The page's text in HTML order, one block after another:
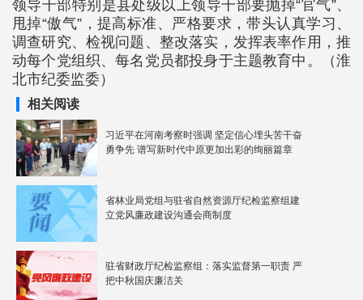
领导干部特别是县处级以上领导干部要抛掉“官气”、
甩掉“傲气”，提高标准、严格要求，带头认真学习、
调查研究、检视问题、整改落实，发挥表率作用，推
动每个党组织、每名党员都投身于主题教育中。（淮
北市纪委监委）
相关阅读
习近平在河南考察时强调 坚定信心埋头苦干奋
勇争先 谱写新时代中原更加出彩的绚丽篇章
省林业局党组与驻省自然资源厅纪检监察组建
立党风廉政建设沟通会商制度
驻省财政厅纪检监察组：落实监督第一职责 严
把中秋国庆廉洁关